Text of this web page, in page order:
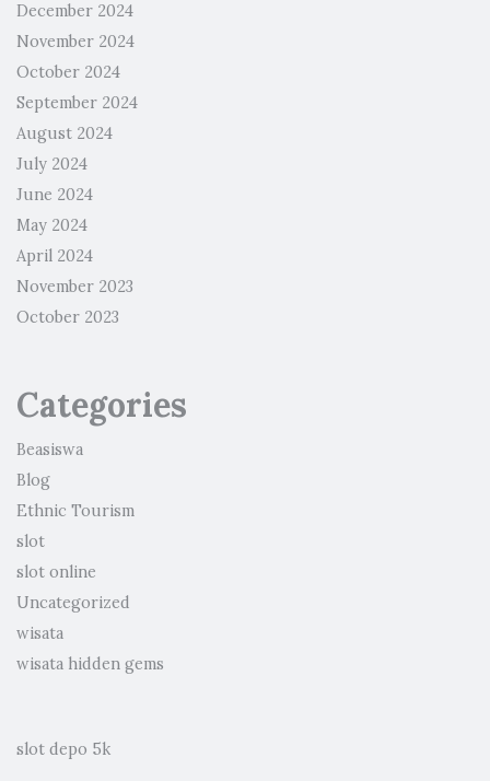
December 2024
November 2024
October 2024
September 2024
August 2024
July 2024
June 2024
May 2024
April 2024
November 2023
October 2023
Categories
Beasiswa
Blog
Ethnic Tourism
slot
slot online
Uncategorized
wisata
wisata hidden gems
slot depo 5k